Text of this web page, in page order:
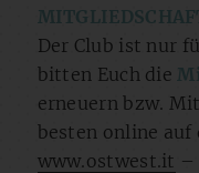
Der Club ist nur
bitten Euch die
erneuern bzw.
besten online auf
www.ostwest.it –